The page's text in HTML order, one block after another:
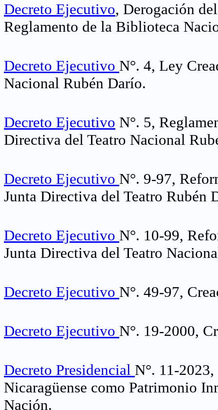
Decreto Ejecutivo, Derogación
Reglamento de la Biblioteca
Decreto Ejecutivo N°. 4, Ley
Nacional Rubén Darío.
Decreto Ejecutivo N°. 5,
Directiva del Teatro Nacional
Decreto Ejecutivo N°. 9-97,
Junta Directiva del Teatro Rubén
Decreto Ejecutivo N°. 10-99,
Junta Directiva del Teatro
Decreto Ejecutivo N°. 49-97,
Decreto Ejecutivo N°. 19-2000,
Decreto Presidencial N°. 11-
Nicaragüense como Patrimonio
Nación.